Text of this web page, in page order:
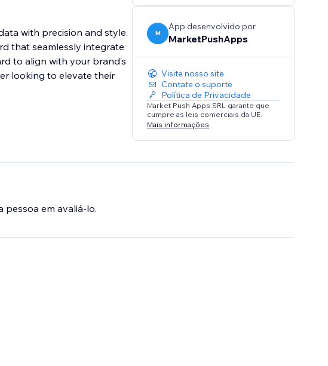
with precision and style.
that seamlessly integrate
to align with your brand’s
looking to elevate their
M
App desenvolvido por
MarketPushApps
Visite nosso site
Contate o suporte
Política de Privacidade
Market Push Apps SRL garante que
cumpre as leis comerciais da UE.
Mais informações
pessoa em avaliá-lo.